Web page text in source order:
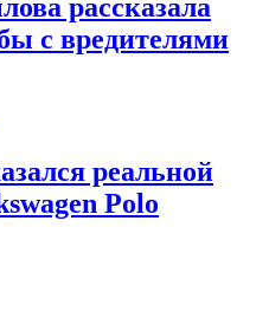
рассказала
с вредителями
реальной
Polo